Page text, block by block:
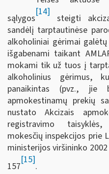
sąlygos
[14]
steigti
sandėlį tarptautinėse
alkoholiniai gėrimai
išgabenami taikant
mokami tik už tuos į
alkoholinius gėrimus,
panaikintas (pvz., jie
apmokestinamų prekių
nustato Akcizais
registravimo
mokesčių inspekcijos prie
ministerijos viršininko
157
[15]
.